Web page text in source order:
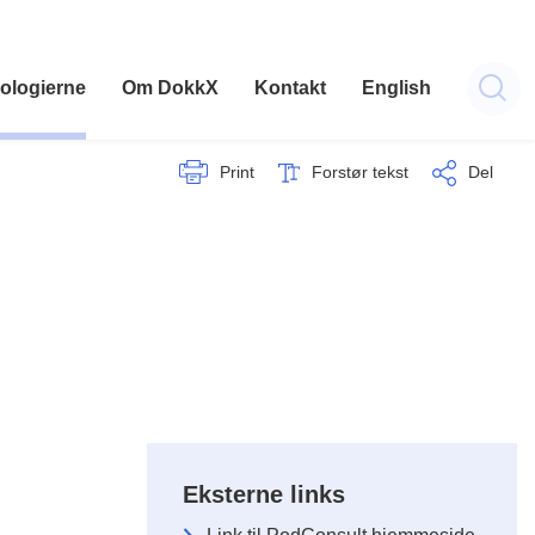
Om DokkX Kontakt English
Print Forstør tekst Del
Eksterne links